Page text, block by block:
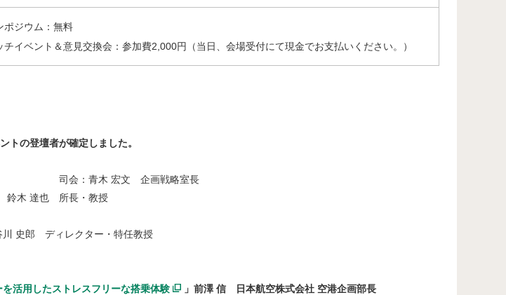
ポジウム：無料
チイベント＆意見交換会：参加費2,000円（当日、会場受付にて現金でお支払いください。）
トの登壇者が確定しました。
企画戦略室長
鈴木 達也 所長・教授
ディレクター・特任教授
を活用したストレスフリーな搭乗体験
」前澤 信 日本航空株式会社 空港企画部長